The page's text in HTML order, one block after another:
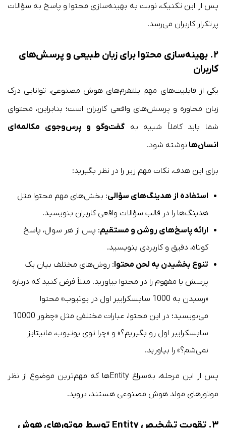
پس از این تکنیک، نوبت به بهینه‌سازی محتوا و پاسخ به سؤالات
پرتکرار کاربران می‌رسد.
۲. بهینه‌سازی محتوا برای زبان طبیعی و پرسش‌های
کاربران
یکی از قابلیت‌های مهم پلتفرم‌های هوش مصنوعی، توانایی درک
زبان محاوره و پرسش‌های واقعی کاربران است؛ بنابراین، محتوای
شما باید کاملاً شبیه بهگفت‌وگو و پرس‌وجوی مکالمه‌ای
انسان‌ها نوشته شود.
برای این هدف، نکات مهم زیر را در نظر بگیرید:
استفاده از هدینگ‌های سؤالی: بخش‌های مهم محتوا مثل
هدینگ‌ها را در قالب سؤالات واقعی کاربران بنویسید.
ارائه پاسخ‌های روشن و مستقیم: پس از هر سوال، پاسخ
کوتاه، دقیق و کاربردی بنویسید.
تنوع بخشیدن به لحن محتوا: روش‌های مختلف بیان یک
پرسش یا مفهوم را در محتوا بیاورید. مثلاً فرض کنید که درباره
«رسیدن به 1000 سابسکرایبر اول در یوتیوب» محتوا
می‌نویسید؛ در این محتوا، عبارات مختلفی مثل «چطور 10000
سابسکرایبر اول رو بگیریم؟» و «چرا توی یوتیوب، مانیتایز
نمی‌شم؟» را بیاورید.
پس از این مرحله، به‌سراغ Entityها که مهم‌ترین موضوع از نظر
موتورهای مولد هوش مصنوعی هستند، بروید.
۳. تقویت تشخیص Entity توسط موتورهای هوش